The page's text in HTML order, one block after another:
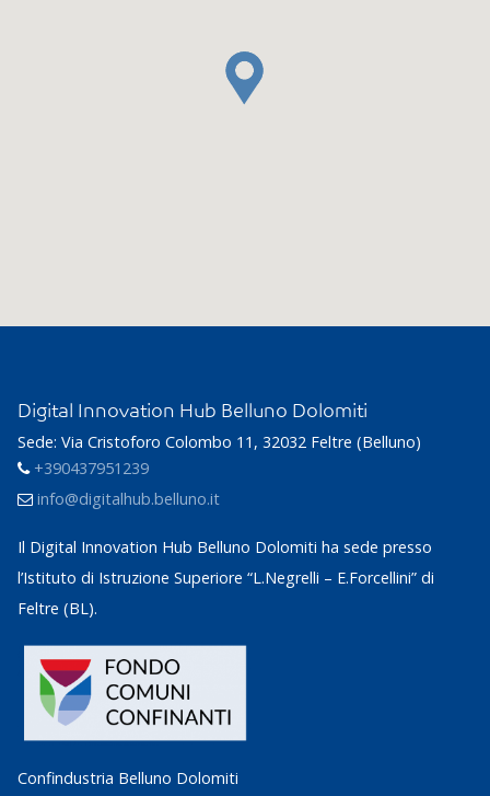
Digital Innovation Hub Belluno Dolomiti
Sede: Via Cristoforo Colombo 11, 32032 Feltre (Belluno)
+390437951239
info@digitalhub.belluno.it
Il Digital Innovation Hub Belluno Dolomiti ha sede presso
l’Istituto di Istruzione Superiore “L.Negrelli – E.Forcellini” di
Feltre (BL).
Confindustria Belluno Dolomiti